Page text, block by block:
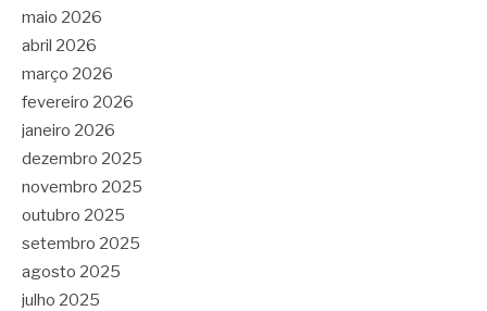
maio 2026
abril 2026
março 2026
fevereiro 2026
janeiro 2026
dezembro 2025
novembro 2025
outubro 2025
setembro 2025
agosto 2025
julho 2025